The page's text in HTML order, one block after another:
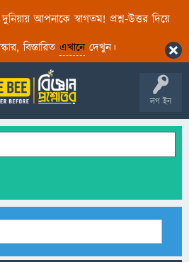
দুনিয়ায় আপনাকে স্বাগতম! প্রশ্ন-উত্তর দিয়ে
বিস্তারিত এখানেদেখুন।
লগ ইন